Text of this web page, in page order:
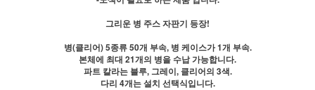
그리운 병 주스 자판기 등장!
병(클리어) 5종류 50개 부속, 병 케이스가 1개 부속.
본체에 최대 21개의 병을 수납 가능합니다.
파트 칼라는 블루, 그레이, 클리어의 3색.
다리 4개는 설치 선택식입니다.